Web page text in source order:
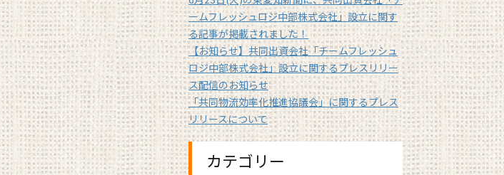
ームフレッシュロジ中部株式会社」設立に関す
る記事が掲載されました！
【お知らせ】共同出資会社「チームフレッシュ
ロジ中部株式会社」設立に関するプレスリリー
ス配信のお知らせ
「共同物流効率化推進協議会」に関するプレス
リリースについて
カテゴリー